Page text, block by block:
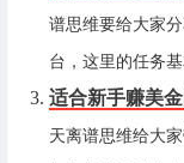
谱思维要给大家
台，这里的任务
适合新手赚美
天离谱思维给大